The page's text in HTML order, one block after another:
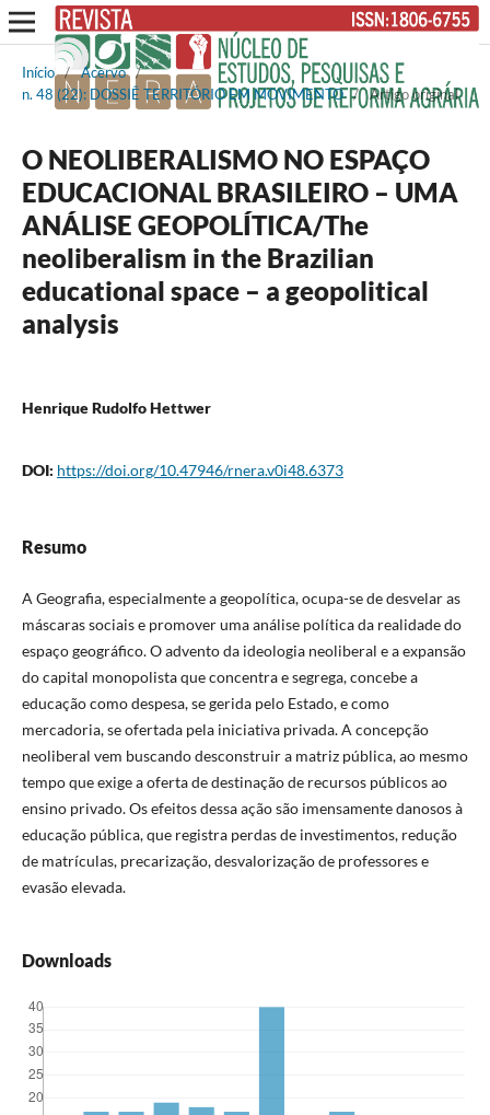
Início / Acervo /
n. 48 (22): DOSSIÊ TERRITÓRIO EM MOVIMENTO / Artigo original
O NEOLIBERALISMO NO ESPAÇO
EDUCACIONAL BRASILEIRO – UMA
ANÁLISE GEOPOLÍTICA/The
neoliberalism in the Brazilian
educational space – a geopolitical
analysis
Henrique Rudolfo Hettwer
DOI: https://doi.org/10.47946/rnera.v0i48.6373
Resumo
A Geografia, especialmente a geopolítica, ocupa-se de desvelar as
máscaras sociais e promover uma análise política da realidade do
espaço geográfico. O advento da ideologia neoliberal e a expansão
do capital monopolista que concentra e segrega, concebe a
educação como despesa, se gerida pelo Estado, e como
mercadoria, se ofertada pela iniciativa privada. A concepção
neoliberal vem buscando desconstruir a matriz pública, ao mesmo
tempo que exige a oferta de destinação de recursos públicos ao
ensino privado. Os efeitos dessa ação são imensamente danosos à
educação pública, que registra perdas de investimentos, redução
de matrículas, precarização, desvalorização de professores e
evasão elevada.
Downloads